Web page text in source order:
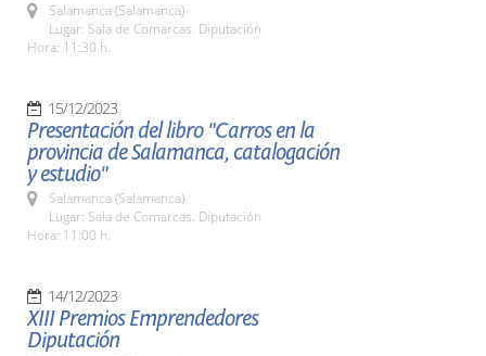
Salamanca (Salamanca)
Lugar: Sala de Comarcas. Diputación
Hora: 11:30 h.
15/12/2023
Presentación del libro "Carros en la
provincia de Salamanca, catalogación
y estudio"
Salamanca (Salamanca)
Lugar: Sala de Comarcas. Diputación
Hora: 11:00 h.
14/12/2023
XIII Premios Emprendedores
Diputación